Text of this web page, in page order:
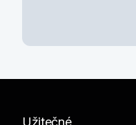
Užitečné